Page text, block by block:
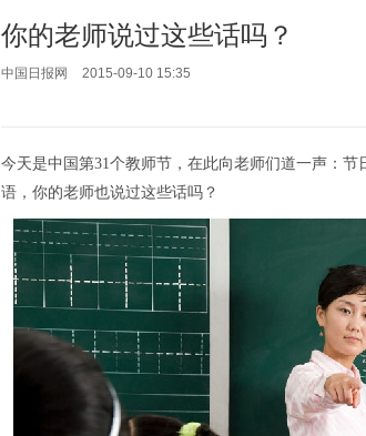
你的老师说过这些话吗？
中国日报网 2015-09-10 15:35
今天是中国第31个教师节，在此向老师们道一声：节
语，你的老师也说过这些话吗？